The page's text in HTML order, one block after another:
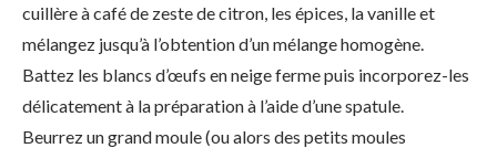
cuillère à café de zeste de citron, les épices, la vanille et
mélangez jusqu’à l’obtention d’un mélange homogène.
Battez les blancs d’œufs en neige ferme puis incorporez-les
délicatement à la préparation à l’aide d’une spatule.
Beurrez un grand moule (ou alors des petits moules